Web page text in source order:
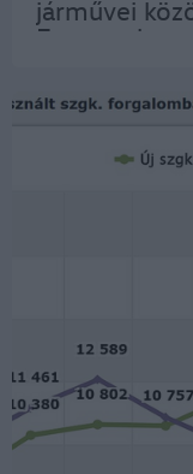
járművei
Enyaq a
mindkét
megújult